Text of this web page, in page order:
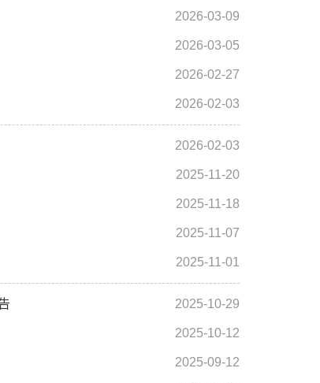
2026-03-09
2026-03-05
2026-02-27
2026-02-03
2026-02-03
2025-11-20
2025-11-18
2025-11-07
2025-11-01
2025-10-29
2025-10-12
2025-09-12